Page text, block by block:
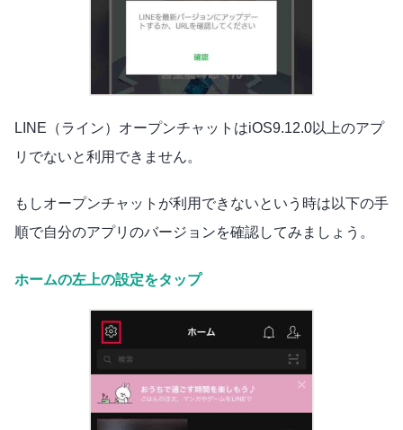
LINE（ライン）オープンチャットはiOS9.12.0以上のアプ
リでないと利用できません。
もしオープンチャットが利用できないという時は以下の手
順で自分のアプリのバージョンを確認してみましょう。
ホームの左上の設定をタップ